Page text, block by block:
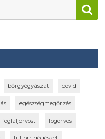
bőrgyógyászat covid
egészségmegőrzés
foglaljorvost fogorvos